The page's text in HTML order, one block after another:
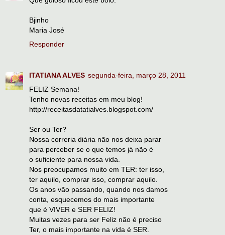
Bjinho
Maria José
Responder
ITATIANA ALVES segunda-feira, março 28, 2011
FELIZ Semana!
Tenho novas receitas em meu blog!
http://receitasdatatialves.blogspot.com/
Ser ou Ter?
Nossa correria diária não nos deixa parar
para perceber se o que temos já não é
o suficiente para nossa vida.
Nos preocupamos muito em TER: ter isso,
ter aquilo, comprar isso, comprar aquilo.
Os anos vão passando, quando nos damos
conta, esquecemos do mais importante
que é VIVER e SER FELIZ!
Muitas vezes para ser Feliz não é preciso
Ter, o mais importante na vida é SER.